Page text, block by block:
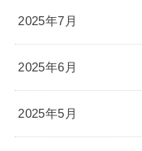
2025年7月
2025年6月
2025年5月